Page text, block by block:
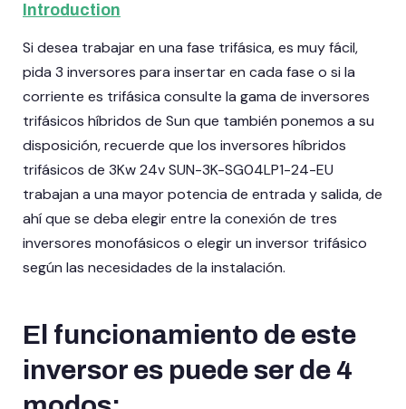
Introduction
Si desea trabajar en una fase trifásica, es muy fácil,
pida 3 inversores para insertar en cada fase o si la
corriente es trifásica consulte la gama de inversores
trifásicos híbridos de Sun que también ponemos a su
disposición, recuerde que los inversores híbridos
trifásicos de 3Kw 24v SUN-3K-SG04LP1-24-EU
trabajan a una mayor potencia de entrada y salida, de
ahí que se deba elegir entre la conexión de tres
inversores monofásicos o elegir un inversor trifásico
según las necesidades de la instalación.
El funcionamiento de este
inversor es puede ser de 4